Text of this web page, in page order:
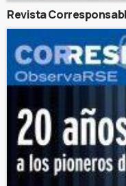
Revista